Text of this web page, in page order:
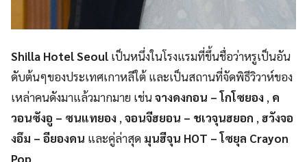
Shilla Hotel Seoul เป็นหนึ่งในโรงแรมที่ขึ้นชื่อว่าหรูเป็นอัน
ดับต้นๆของประเทศเกาหลีใต้ และเป็นสถานที่จัดพิธีวิวาห์ของ
เหล่าคนดังมาแล้วมากมาย เช่นจางดงกอน – โกโซยอง , ค
วอนซังอู – ซนแทยอง , จอนจีฮยอน – ชเวจุนฮยอก , ฮวังจอ
งอึม – อียองดน และคู่ล่าสุด มุนฮีจุน HOT – โซยุล Crayon
Pop